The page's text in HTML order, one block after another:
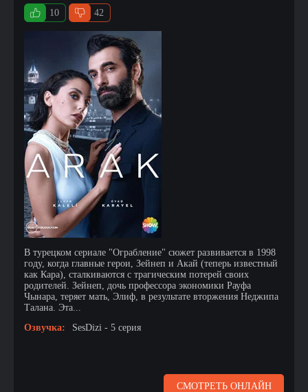
10 42
В турецком сериале "Ограбление" сюжет развивается в 1998
году, когда главные герои, Зейнеп и Акай (теперь известный
как Кара), сталкиваются с трагическим потерей своих
родителей. Зейнеп, дочь профессора экономики Рауфа
Чынара, теряет мать, Элиф, в результате вторжения Неджипа
Талана. Эта...
Озвучка:
SesDizi - 5 серия
СМОТРЕТЬ ОНЛАЙН